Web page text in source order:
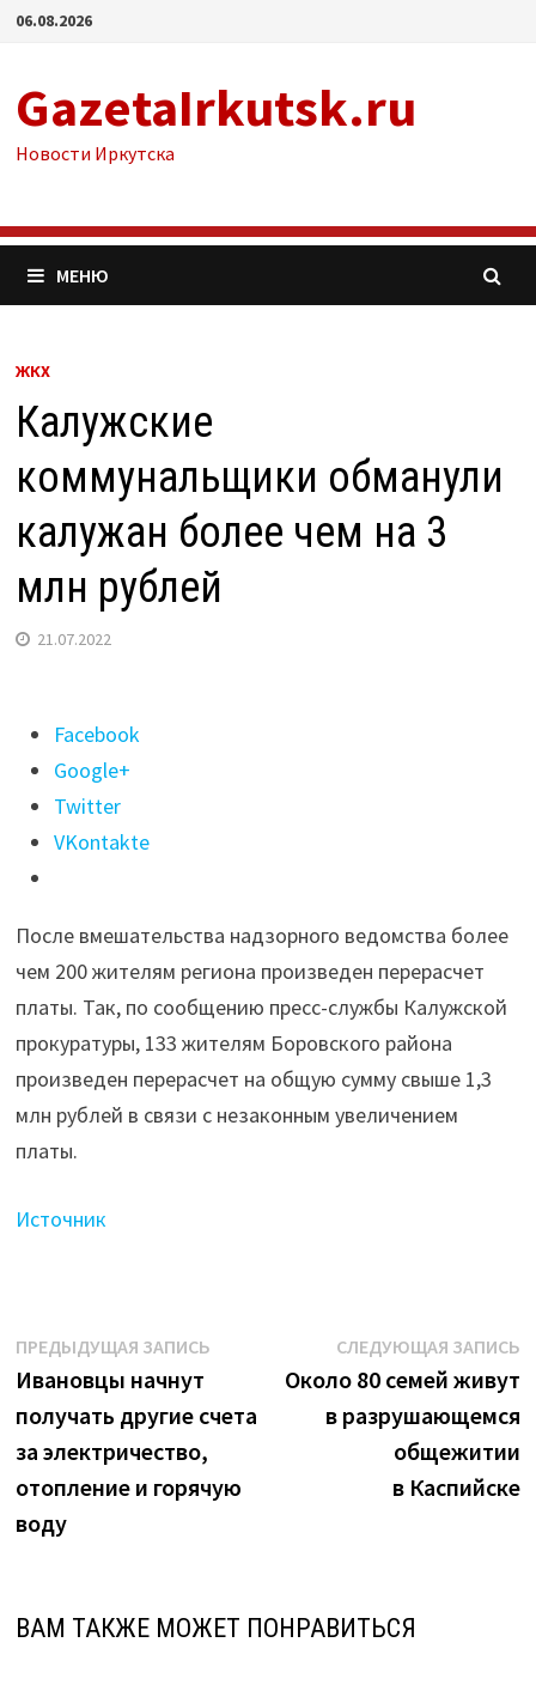
Перейти
06.08.2026
GazetaIrkutsk.ru
Новости Иркутска
МЕНЮ
ЖКХ
Калужские
коммунальщики обманули
калужан более чем на 3
млн рублей
21.07.2022
Поделиться
"Калужские
коммунальщики
обманули
калужан
чем
на 3
млн
рублей"
Facebook
Google+
Twitter
VKontakte
После вмешательства надзорного ведомства более
чем 200 жителям региона произведен перерасчет
платы. Так, по сообщению пресс-службы Калужской
прокуратуры, 133 жителям Боровского района
произведен перерасчет на общую сумму свыше 1,3
млн рублей в связи с незаконным увеличением
платы.
Источник
Навигация
по
записям
ПРЕДЫДУЩАЯ ЗАПИСЬПредыдущая
Ивановцы начнут
получать другие счета
за электричество,
отопление и горячую
воду
СЛЕДУЮЩАЯ ЗАПИСЬ
Около 80 семей живут
в разрушающемся
общежитии
в Каспийске
ВАМ ТАКЖЕ МОЖЕТ ПОНРАВИТЬСЯ